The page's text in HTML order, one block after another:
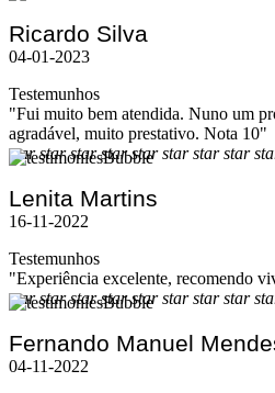
Ricardo Silva
04-01-2023
Testemunhos
"Fui muito bem atendida. Nuno um
agradável, muito prestativo. Nota 10"
star star star star star star star star
Lenita Martins
16-11-2022
Testemunhos
"Experiência excelente, recomendo
star star star star star star star star
Fernando Manuel
04-11-2022